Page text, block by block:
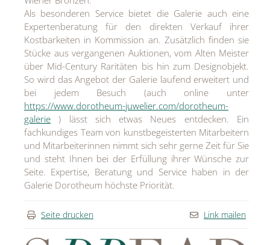
Als besonderen Service bietet die Galerie auch eine
Expertenberatung für den direkten Verkauf ihrer
Kostbarkeiten in Kommission an. Zusätzlich finden sie
Stücke aus vergangenen Auktionen, vom Alten Meister
über Mid-Century Raritäten bis hin zum Designobjekt.
So wird das Angebot der Galerie laufend erweitert und
bei jedem Besuch (auch online unter
https://www.dorotheum-juwelier.com/dorotheum-
galerie ) lässt sich etwas Neues entdecken. Ein
fachkundiges Team von kunstbegeisterten Mitarbeitern
und Mitarbeiterinnen nimmt sich sehr gerne Zeit für Sie
und steht Ihnen bei der Erfüllung ihrer Wünsche zur
Seite. Expertise, Beratung und Service haben in der
Galerie Dorotheum höchste Priorität.
Seite drucken Link mailen